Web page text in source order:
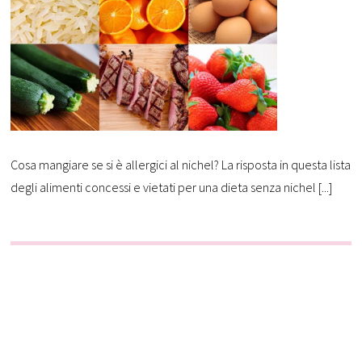
Cosa mangiare se si è allergici al nichel? La risposta in questa lista
degli alimenti concessi e vietati per una dieta senza nichel [...]